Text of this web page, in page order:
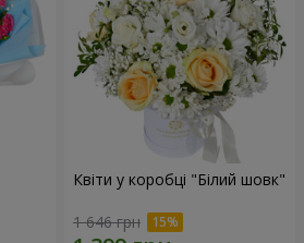
Квіти у коробці "Білий шовк"
1 646 грн